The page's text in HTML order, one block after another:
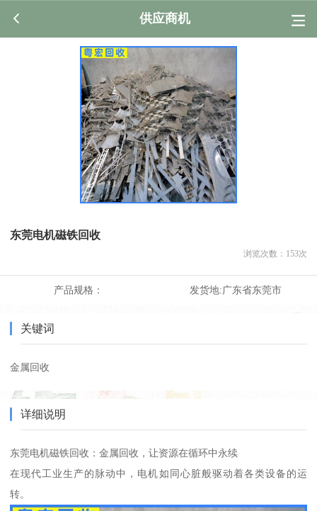
供应商机
东莞电机磁铁回收
浏览次数： 153次
产品规格： 发货地:广东省东莞市
关键词
金属回收
详细说明
东莞电机磁铁回收：金属回收，让资源在循环中永续
在现代工业生产的脉动中，电机如同心脏般驱动着各类设备的运
转。